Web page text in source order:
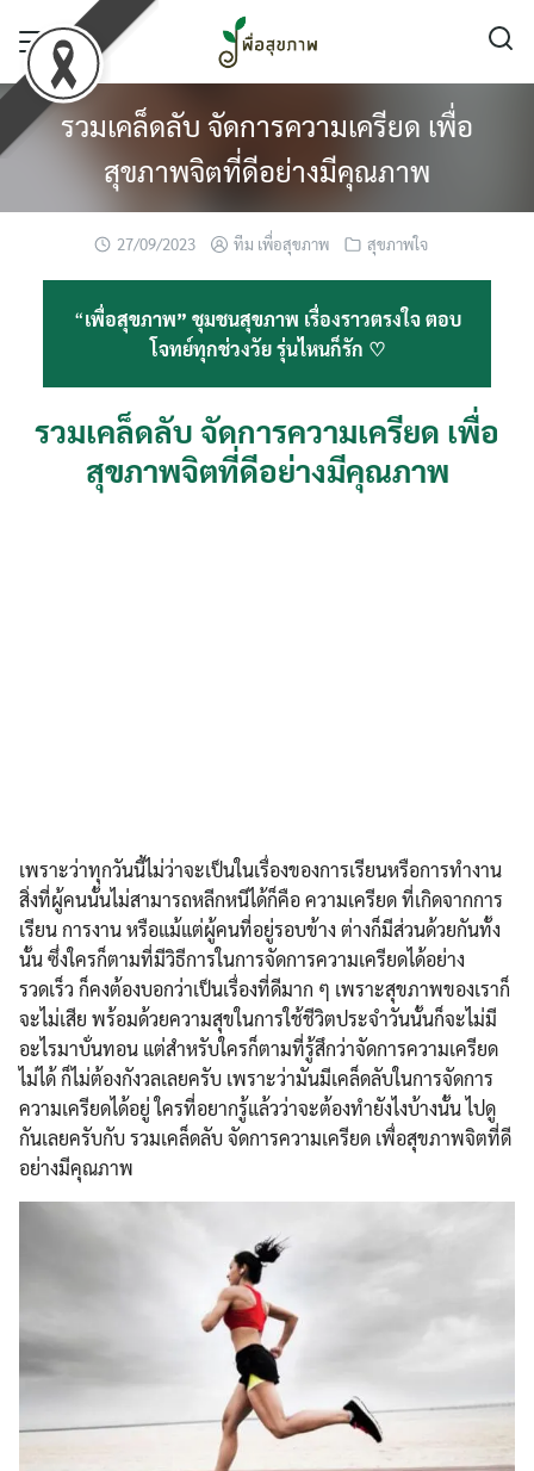
content
รวมเคล็ดลับ จัดการความเครียด เพื่อ
สุขภาพจิตที่ดีอย่างมีคุณภาพ
27/09/2023 ทีม เพื่อสุขภาพ สุขภาพใจ
“เพื่อสุขภาพ” ชุมชนสุขภาพ เรื่องราวตรงใจ ตอบ
โจทย์ทุกช่วงวัย รุ่นไหนก็รัก ♡
รวมเคล็ดลับ จัดการความเครียด เพื่อ
สุขภาพจิตที่ดีอย่างมีคุณภาพ
เพราะว่าทุกวันนี้ไม่ว่าจะเป็นในเรื่องของการเรียนหรือการทำงาน
สิ่งที่ผู้คนนั้นไม่สามารถหลีกหนีได้ก็คือ ความเครียด ที่เกิดจากการ
เรียน การงาน หรือแม้แต่ผู้คนที่อยู่รอบข้าง ต่างก็มีส่วนด้วยกันทั้ง
นั้น ซึ่งใครก็ตามที่มีวิธีการในการจัดการความเครียดได้อย่าง
รวดเร็ว ก็คงต้องบอกว่าเป็นเรื่องที่ดีมาก ๆ เพราะสุขภาพของเราก็
จะไม่เสีย พร้อมด้วยความสุขในการใช้ชีวิตประจำวันนั้นก็จะไม่มี
อะไรมาบั่นทอน แต่สำหรับใครก็ตามที่รู้สึกว่าจัดการความเครียด
ไม่ได้ ก็ไม่ต้องกังวลเลยครับ เพราะว่ามันมีเคล็ดลับในการจัดการ
ความเครียดได้อยู่ ใครที่อยากรู้แล้วว่าจะต้องทำยังไงบ้างนั้น ไปดู
กันเลยครับกับ รวมเคล็ดลับจัดการความเครียด เพื่อสุขภาพจิตที่ดี
อย่างมีคุณภาพ